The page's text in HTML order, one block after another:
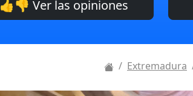
👍👎 Ver las opiniones
Extremadura